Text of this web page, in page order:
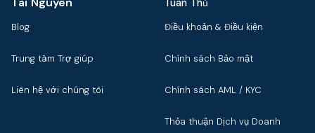
Blog
Trung tâm Trợ giúp
Liên hệ với chúng tôi
Tuân Thủ
Điều khoản & Điều kiện
Chính sách Bảo mật
Chính sách AML / KYC
Thỏa thuận Dịch vụ Doanh